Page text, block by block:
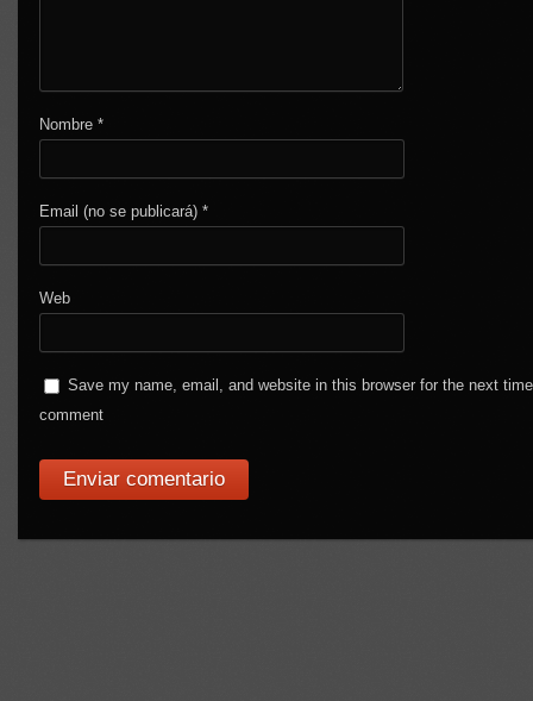
Nombre*
Email (no se publicará)*
Web
Save my name, email, and website in this browser for the next
comment